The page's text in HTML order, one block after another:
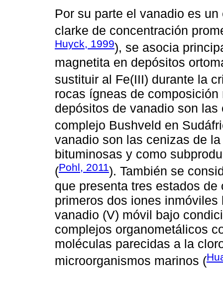
Por su parte el vanadio es
clarke de concentración
Huyck, 1999), se asocia
magnetita en depósitos
sustituir al Fe(III) durante la
rocas ígneas de
depósitos de vanadio son
complejo Bushveld en
vanadio son las cenizas de
bituminosas y como
(Pohl, 2011). También se
que presenta tres estados
primeros dos iones
vanadio (V) móvil bajo
complejos organometálicos
moléculas parecidas a la
microorganismos marinos (